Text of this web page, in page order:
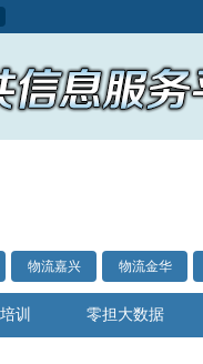
物流嘉兴 物流金华
训 零担大数据